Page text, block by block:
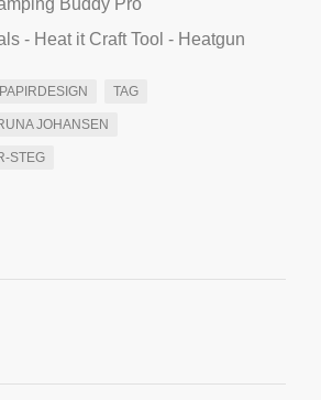
Buddy Pro
- Heat it Craft Tool - Heatgun
PAPIRDESIGN TAG
JOHANSEN
STEG